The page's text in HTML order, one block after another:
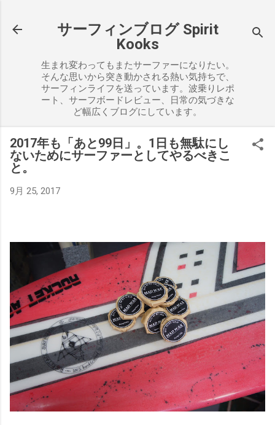
サーフィンブログ Spirit
Kooks
生まれ変わってもまたサーファーになりたい。
そんな思いから突き動かされる熱い気持ちで、
サーフィンライフを送っています。波乗りレポ
ート、サーフボードレビュー、日常の気づきな
ど幅広くブログにしています。
2017年も「あと99日」。1日も無駄にし
ないためにサーファーとしてやるべきこ
と。
9月 25, 2017